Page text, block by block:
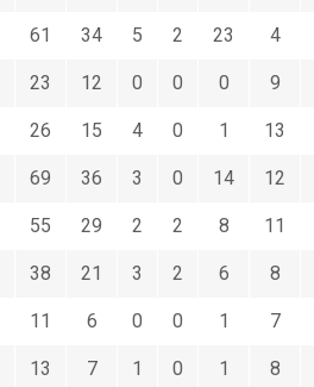
61 34 5 2 23 4
23 12 0 0 0 9
26 15 4 0 1 13
69 36 3 0 14 12
55 29 2 2 8 11
38 21 3 2 6 8
11 6 0 0 1 7
13 7 1 0 1 8